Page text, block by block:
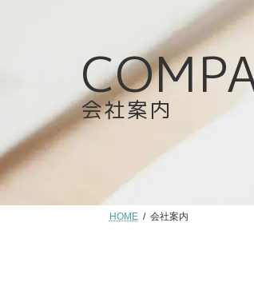
会社案内
HOME 会社案内